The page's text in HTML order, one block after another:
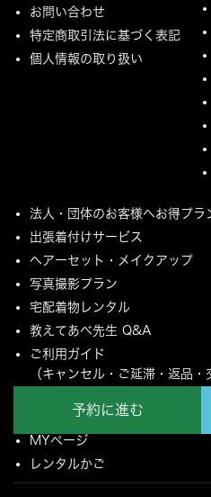
予約に進む
お問い合わせ
特定商取引法に基づく表記
個人情報の取り扱い
法人・団体のお客様へお得プラ
出張着付けサービス
ヘアーセット・メイクアップ
写真撮影プラン
宅配着物レンタル
教えてあべ先生 Q&A
ご利用ガイド
（キャンセル・ご延滞・返品
ご配送とご返却について
MYページ
レンタルかご